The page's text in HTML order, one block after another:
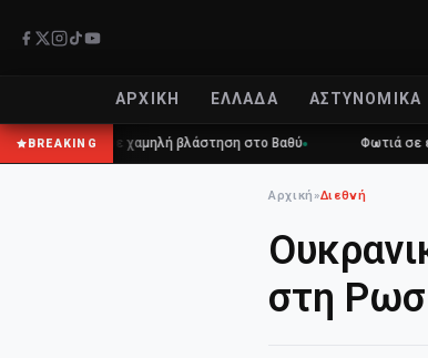
ΑΡΧΙΚΉ ΕΛΛΆΔΑ ΑΣΤΥΝΟΜΙΚΆ
BREAKINGσε χαμηλή βλάστηση στο Βαθύ Φωτιά σε
Αρχική »Διεθνή
στη